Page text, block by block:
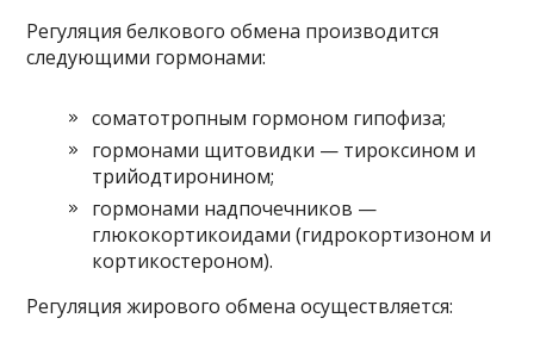
Регуляция белкового обмена производится
следующими гормонами:
соматотропным гормоном гипофиза;
гормонами щитовидки — тироксином и
трийодтиронином;
гормонами надпочечников —
глюкокортикоидами (гидрокортизоном и
кортикостероном).
Регуляция жирового обмена осуществляется: